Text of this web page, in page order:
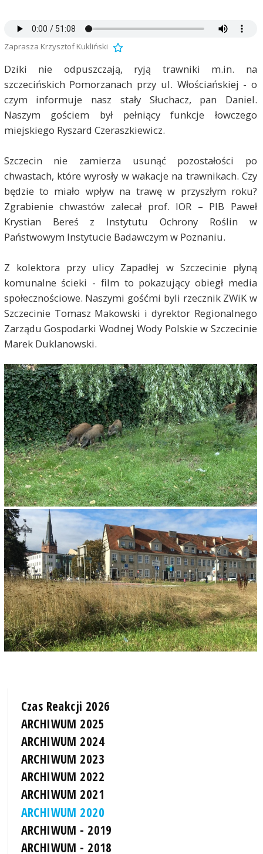
Zaprasza Krzysztof Kukliński
Dziki nie odpuszczają, ryją trawniki m.in. na
szczecińskich Pomorzanach przy ul. Włościańskiej - o
czym informuje nasz stały Słuchacz, pan Daniel.
Naszym gościem był pełniący funkcje łowczego
miejskiego Ryszard Czeraszkiewicz.
Szczecin nie zamierza usunąć pozostałości po
chwastach, które wyrosły w wakacje na trawnikach. Czy
będzie to miało wpływ na trawę w przyszłym roku?
Zgrabienie chwastów zalecał prof. IOR – PIB Paweł
Krystian Bereś z Instytutu Ochrony Roślin w
Państwowym Instytucie Badawczym w Poznaniu.
Z kolektora przy ulicy Zapadłej w Szczecinie płyną
komunalne ścieki - film to pokazujący obiegł media
społecznościowe. Naszymi gośćmi byli rzecznik ZWiK w
Szczecinie Tomasz Makowski i dyrektor Regionalnego
Zarządu Gospodarki Wodnej Wody Polskie w Szczecinie
Marek Duklanowski.
Czas Reakcji 2026
ARCHIWUM 2025
ARCHIWUM 2024
ARCHIWUM 2023
ARCHIWUM 2022
ARCHIWUM 2021
ARCHIWUM 2020
ARCHIWUM - 2019
ARCHIWUM - 2018